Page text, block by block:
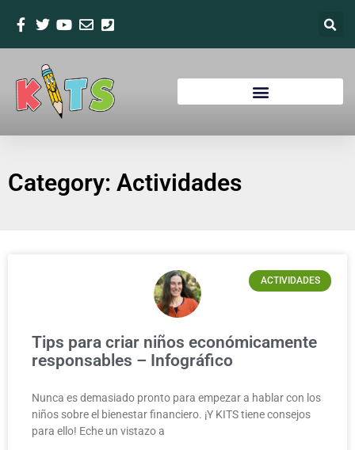
Category: Actividades
ACTIVIDADES
Tips para criar niños económicamente
responsables – Infográfico
Nunca es demasiado pronto para empezar a hablar con los
niños sobre el bienestar financiero. ¡Y KITS tiene consejos
para ello! Eche un vistazo a